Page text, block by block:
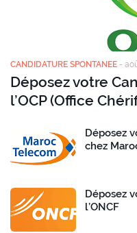
CANDIDATURE SPONTANEE -
Déposez votre
l’OCP (Office
Déposez
chez
Déposez
l’ONCF